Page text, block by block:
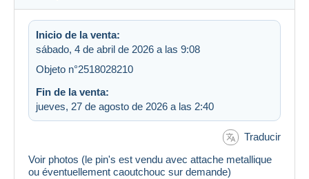
Inicio de la venta:
sábado, 4 de abril de 2026 a las 9:08
Objeto n°2518028210
Fin de la venta:
jueves, 27 de agosto de 2026 a las 2:40
Traducir
Voir photos (le pin's est vendu avec attache metallique
ou éventuellement caoutchouc sur demande)